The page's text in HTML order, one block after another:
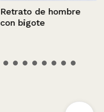
Retrato de hombre
con bigote